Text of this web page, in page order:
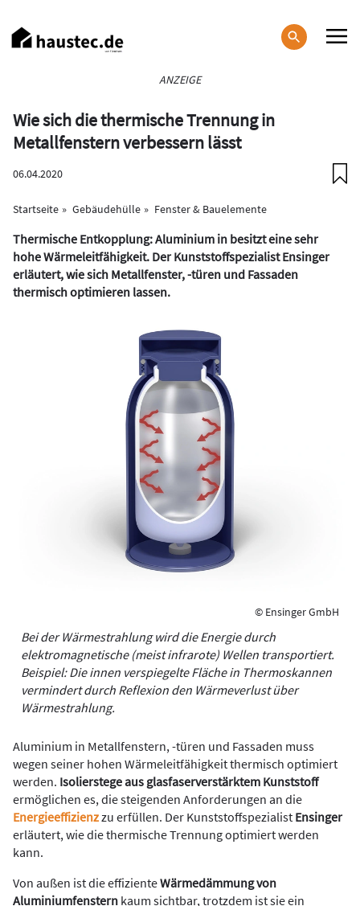
zum
Inhalt
ANZEIGE
Wie sich die thermische Trennung in
Metallfenstern verbessern lässt
06.04.2020
Startseite Gebäudehülle Fenster & Bauelemente
Thermische Entkopplung: Aluminium in besitzt eine sehr
hohe Wärmeleitfähigkeit. Der Kunststoffspezialist Ensinger
erläutert, wie sich Metallfenster, -türen und Fassaden
thermisch optimieren lassen.
© Ensinger GmbH
Bei der Wärmestrahlung wird die Energie durch
elektromagnetische (meist infrarote) Wellen transportiert.
Beispiel: Die innen verspiegelte Fläche in Thermoskannen
vermindert durch Reflexion den Wärmeverlust über
Wärmestrahlung.
Aluminium in Metallfenstern, -türen und Fassaden muss
wegen seiner hohen Wärmeleitfähigkeit thermisch optimiert
werden. Isolierstege aus glasfaserverstärktem Kunststoff
ermöglichen es, die steigenden Anforderungen an die
Energieeffizienzzu erfüllen. Der Kunststoffspezialist Ensinger
erläutert, wie die thermische Trennung optimiert werden
kann.
Von außen ist die effizienteWärmedämmung von
Aluminiumfenstern kaum sichtbar, trotzdem ist sie ein